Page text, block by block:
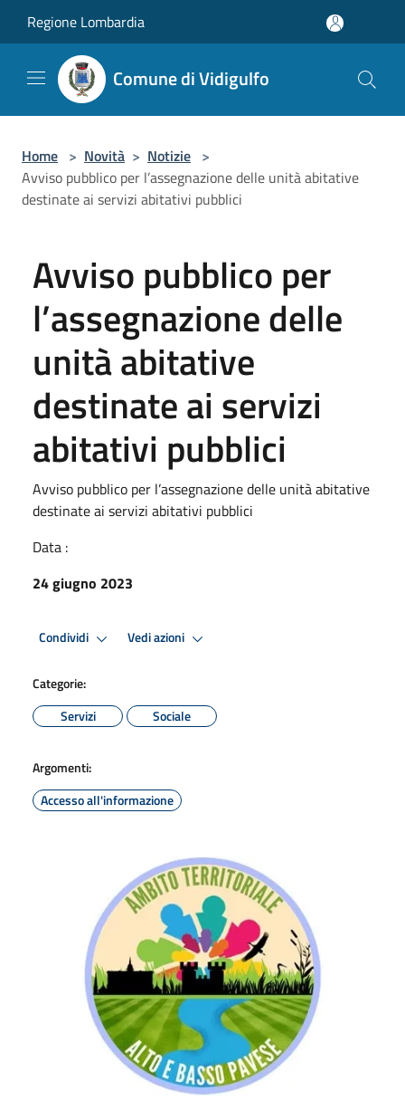
Regione Lombardia
Comune di Vidigulfo
Home > Novità > Notizie >
Avviso pubblico per l’assegnazione delle unità abitative
destinate ai servizi abitativi pubblici
Avviso pubblico per
l’assegnazione delle
unità abitative
destinate ai servizi
abitativi pubblici
Avviso pubblico per l’assegnazione delle unità abitative
destinate ai servizi abitativi pubblici
Data :
24 giugno 2023
Condividi Vedi azioni
Categorie:
Servizi
Sociale
Argomenti:
Accesso all'informazione